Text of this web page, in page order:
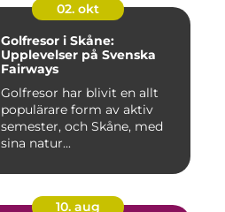
02. okt
Golfresor i Skåne:
Upplevelser på Svenska
Fairways
Golfresor har blivit en allt
populärare form av aktiv
semester, och Skåne, med
sina natur...
10. aug